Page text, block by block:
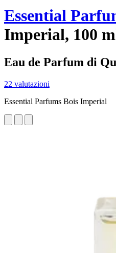
Essential
Imperial, 100
Eau de Parfum di
22 valutazioni
Essential Parfums Bois Imperial